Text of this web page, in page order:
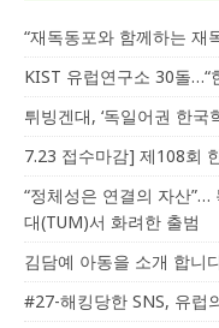
“재독동포와 함께하는 재
KIST 유럽연구소 30돌…“
튀빙겐대, ‘독일어권 한국
7.23 접수마감] 제108회
“정체성은 연결의 자산”…
대(TUM)서 화려한 출범
김담예 아동을 소개 합니
#27-해킹당한 SNS, 유럽